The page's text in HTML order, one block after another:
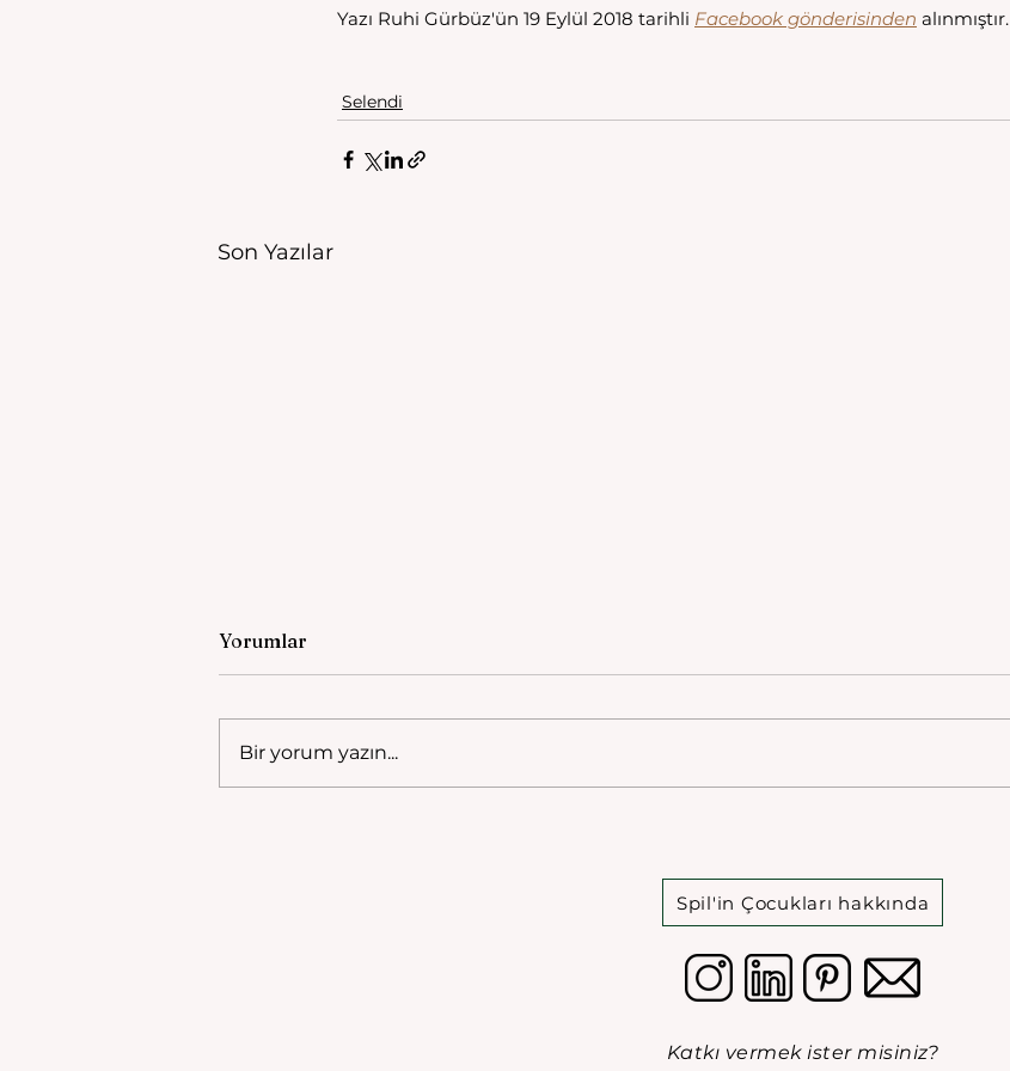
Yazı Ruhi Gürbüz'ün 19 Eylül 2018 tarihli Facebook gönderisinden alınmıştır.
Selendi
Son Yazılar
Zeyneliabidin Türbesi
Yorumlar
Bir yorum yazın...
Spil'in Çocukları hakkında
Katkı vermek ister misiniz?